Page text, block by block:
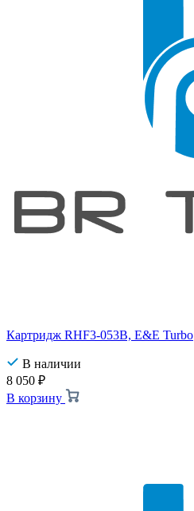
Картридж RHF3-053B, E&E Turbo
В наличии
8 050 ₽
В корзину